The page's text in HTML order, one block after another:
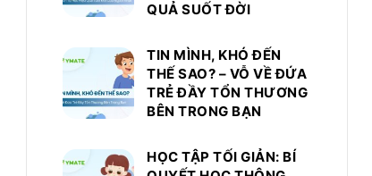
QUẢ SUỐT ĐỜI
TIN MÌNH, KHÓ ĐẾN
THẾ SAO? – VỖ VỀ ĐỨA
TRẺ ĐẦY TỔN THƯƠNG
BÊN TRONG BẠN
HỌC TẬP TỐI GIẢN: BÍ